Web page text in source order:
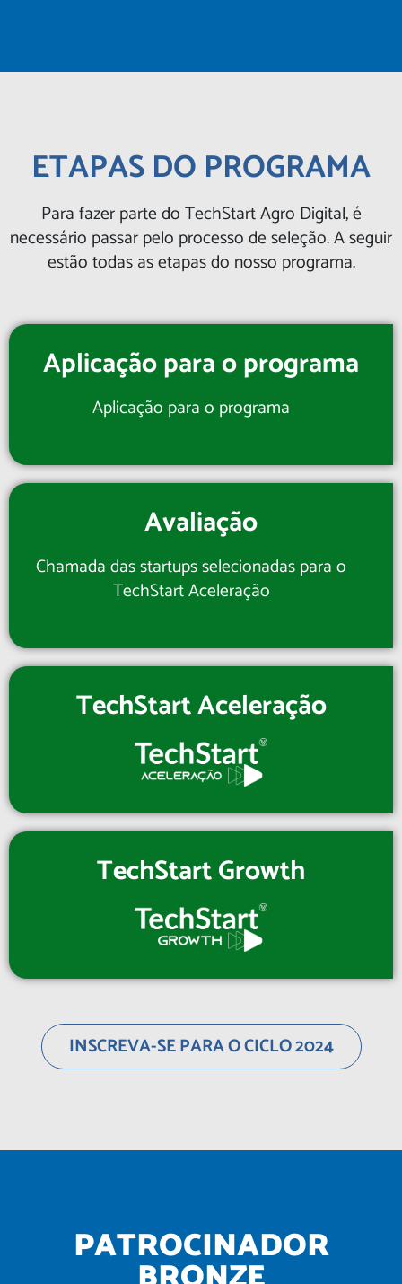
ETAPAS DO PROGRAMA
Para fazer parte do TechStart Agro Digital, é
necessário passar pelo processo de seleção. A seguir
estão todas as etapas do nosso programa.
Aplicação para o programa
Aplicação para o programa
Avaliação
Chamada das startups selecionadas para o
TechStart Aceleração
TechStart Aceleração
TechStart Growth
INSCREVA-SE PARA O CICLO 2024
PATROCINADOR